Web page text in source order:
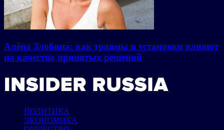
Алёна Злобина: как травмы и установки влияют
на качество принятых решений
ПОЛИТИКА
ЭКОНОМИКА